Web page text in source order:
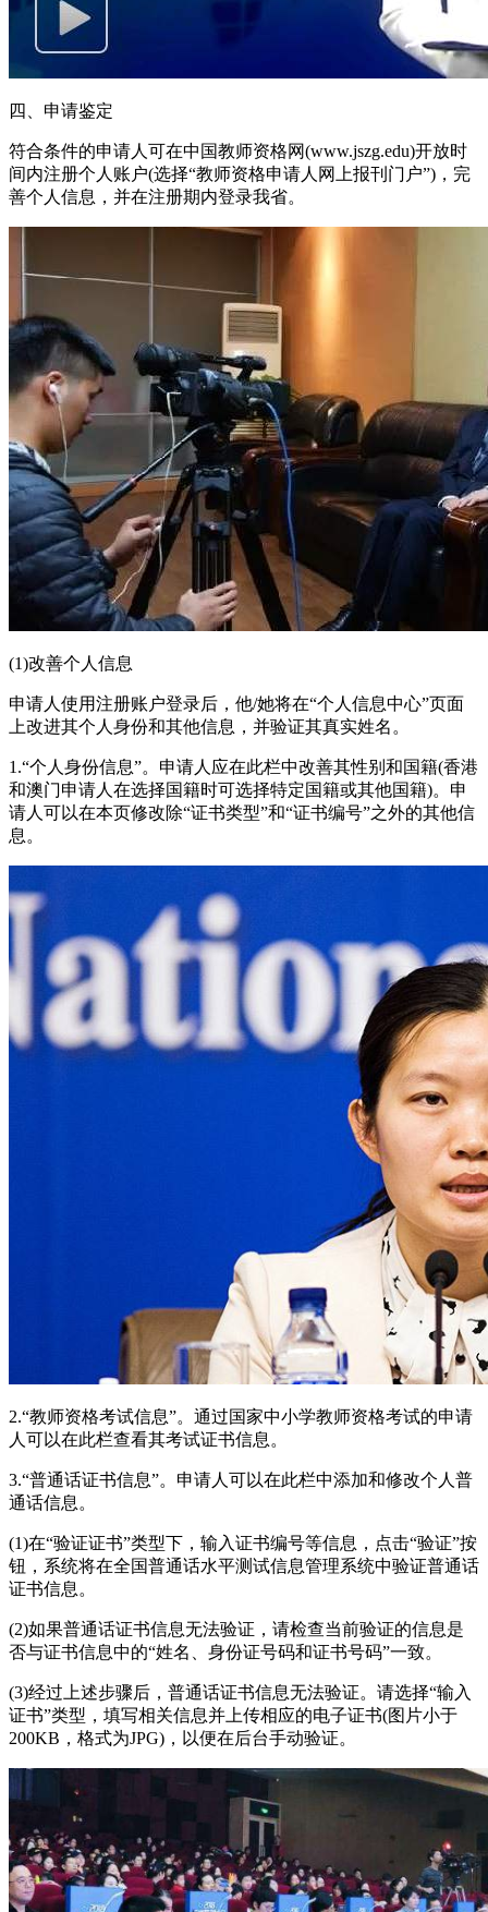
四、申请鉴定
符合条件的申请人可在中国教师资格网(www.jszg.edu)开放时
间内注册个人账户(选择“教师资格申请人网上报刊门户”)，完
善个人信息，并在注册期内登录我省。
(1)改善个人信息
申请人使用注册账户登录后，他/她将在“个人信息中心”页面
上改进其个人身份和其他信息，并验证其真实姓名。
1.“个人身份信息”。申请人应在此栏中改善其性别和国籍(香港
和澳门申请人在选择国籍时可选择特定国籍或其他国籍)。申
请人可以在本页修改除“证书类型”和“证书编号”之外的其他信
息。
2.“教师资格考试信息”。通过国家中小学教师资格考试的申请
人可以在此栏查看其考试证书信息。
3.“普通话证书信息”。申请人可以在此栏中添加和修改个人普
通话信息。
(1)在“验证证书”类型下，输入证书编号等信息，点击“验证”按
钮，系统将在全国普通话水平测试信息管理系统中验证普通话
证书信息。
(2)如果普通话证书信息无法验证，请检查当前验证的信息是
否与证书信息中的“姓名、身份证号码和证书号码”一致。
(3)经过上述步骤后，普通话证书信息无法验证。请选择“输入
证书”类型，填写相关信息并上传相应的电子证书(图片小于
200KB，格式为JPG)，以便在后台手动验证。